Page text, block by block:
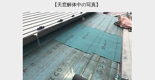
【天窓解体中の写真】